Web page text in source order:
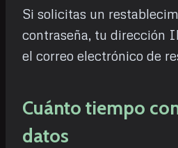
Si solicitas un
contraseña, tu dirección
el correo electrónico de
Cuánto tiempo
datos